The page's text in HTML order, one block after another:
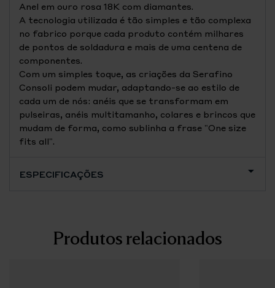
Anel em ouro rosa 18K com diamantes.
A tecnologia utilizada é tão simples e tão complexa
no fabrico porque cada produto contém milhares
de pontos de soldadura e mais de uma centena de
componentes.
Com um simples toque, as criações da Serafino
Consoli podem mudar, adaptando-se ao estilo de
cada um de nós: anéis que se transformam em
pulseiras, anéis multitamanho, colares e brincos que
mudam de forma, como sublinha a frase "One size
fits all".
ESPECIFICAÇÕES
Produtos relacionados